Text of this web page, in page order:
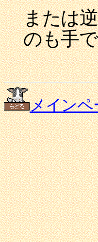
または
のも手
メインペ